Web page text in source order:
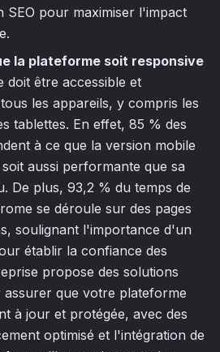
SEO pour maximiser l'impact
la plateforme soit responsive
doit être accessible et
les appareils, y compris les
tablettes. En effet, 85 % des
à ce que la version mobile
aussi performante que sa
De plus, 93,2 % du temps de
se déroule sur des pages
soulignant l'importance d'un
établir la confiance des
propose des solutions
que votre plateforme
à jour et protégée, avec des
optimisé et l'intégration de